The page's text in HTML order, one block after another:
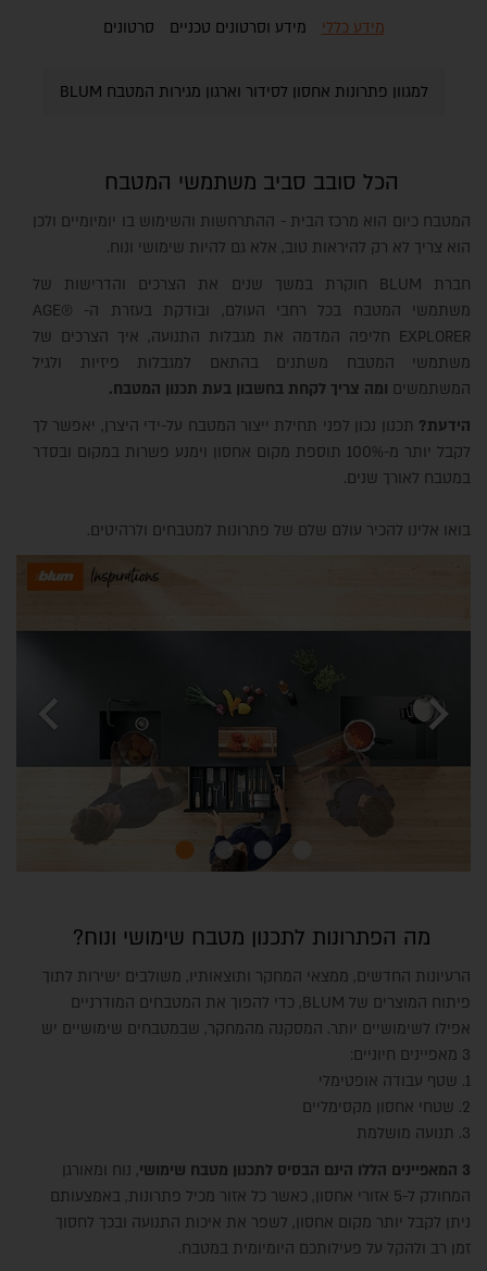
מידע כללי מידע וסרטונים טכניים סרטונים
למגוון פתרונות אחסון לסידור וארגון מגירות המטבח BLUM
הכל סובב סביב משתמשי המטבח
המטבח כיום הוא מרכז הבית - ההתרחשות והשימוש בו יומיומיים ולכן
הוא צריך לא רק להיראות טוב, אלא גם להיות שימושי ונוח.
חברת BLUM חוקרת במשך שנים את הצרכים והדרישות של
משתמשי המטבח בכל רחבי העולם, ובודקת בעזרת ה- ®
AGE
EXPLORER חליפה המדמה את מגבלות התנועה, איך הצרכים של
משתמשי המטבח משתנים בהתאם למגבלות פיזיות ולגיל
המשתמשים ומה צריך לקחת בחשבון בעת תכנון המטבח.
הידעת? תכנון נכון לפני תחילת ייצור המטבח על-ידי היצרן, יאפשר לך
לקבל יותר מ-100% תוספת מקום אחסון וימנע פשרות במקום ובסדר
במטבח לאורך שנים.
בואו אלינו להכיר עולם שלם של פתרונות למטבחים ולרהיטים.
chevron_left chevron_right
מה הפתרונות לתכנון מטבח שימושי ונוח?
הרעיונות החדשים, ממצאי המחקר ותוצאותיו, משולבים ישירות לתוך
פיתוח המוצרים של BLUM, כדי להפוך את המטבחים המודרניים
אפילו לשימושיים יותר. המסקנה מהמחקר, שבמטבחים שימושיים יש
3 מאפיינים חיוניים:
1. שטף עבודה אופטימלי
2. שטחי אחסון מקסימליים
3. תנועה מושלמת
3 המאפיינים הללו הינם הבסיס לתכנון מטבח שימושי
, נוח ומאורגן
המחולק ל-5 אזורי אחסון, כאשר כל אזור מכיל פתרונות, באמצעותם
ניתן לקבל יותר מקום אחסון, לשפר את איכות התנועה ובכך לחסוך
זמן רב ולהקל על פעילותכם היומיומית במטבח.